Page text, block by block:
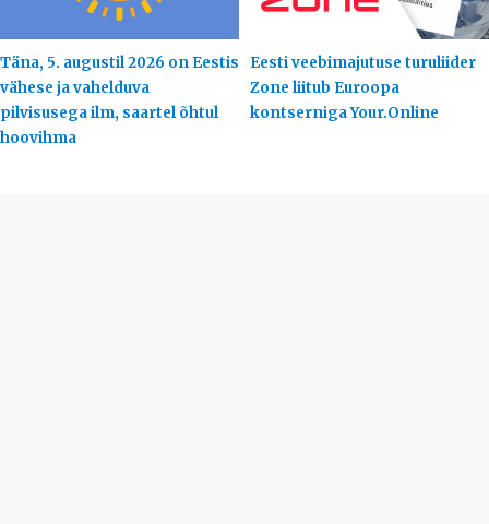
Täna, 5. augustil 2026 on Eestis
vähese ja vahelduva
pilvisusega ilm, saartel õhtul
hoovihma
Eesti veebimajutuse turuliider
Zone liitub Euroopa
kontserniga Your.Online